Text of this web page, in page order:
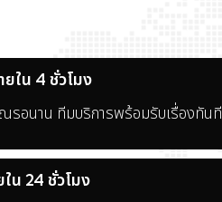
ใน 4 ชั่วโมง
รอนาน ทีมบริการพร้อมรับเรื่องทันที
ใน 24 ชั่วโมง